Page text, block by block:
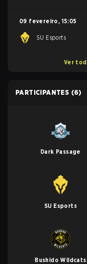
09 fevereiro , 15:05
SU Esports
Ver
PARTICIPANTES (6)
Dark Passage
SU Esports
Bushido Wildcats